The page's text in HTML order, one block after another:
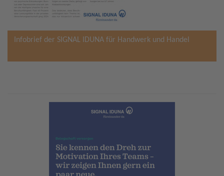
Infobrief der SIGNAL IDUNA für Handwerk und Handel